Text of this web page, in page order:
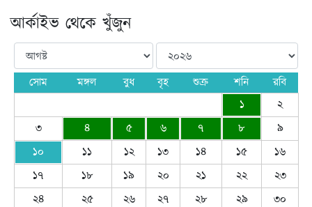
আর্কাইভ থেকে খুঁজুন
সোম মঙ্গল বুধ বৃহ শুক্র শনি
রবি
১
২
৩
৪ ৫ ৬ ৭ ৮
৯
১০
১১ ১২ ১৩ ১৪ ১৫
১৬
১৭
১৮ ১৯ ২০ ২১ ২২
২৩
২৪
২৫ ২৬ ২৭ ২৮ ২৯ ৩০